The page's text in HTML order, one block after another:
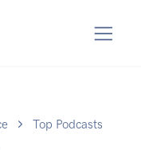
Top Podcasts